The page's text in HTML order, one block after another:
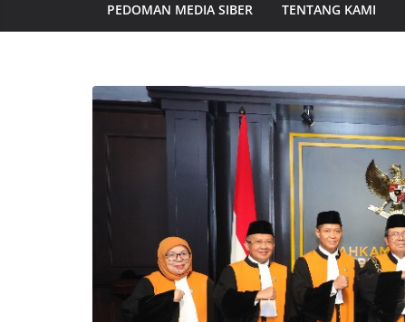
PEDOMAN MEDIA SIBER TENTANG KAMI